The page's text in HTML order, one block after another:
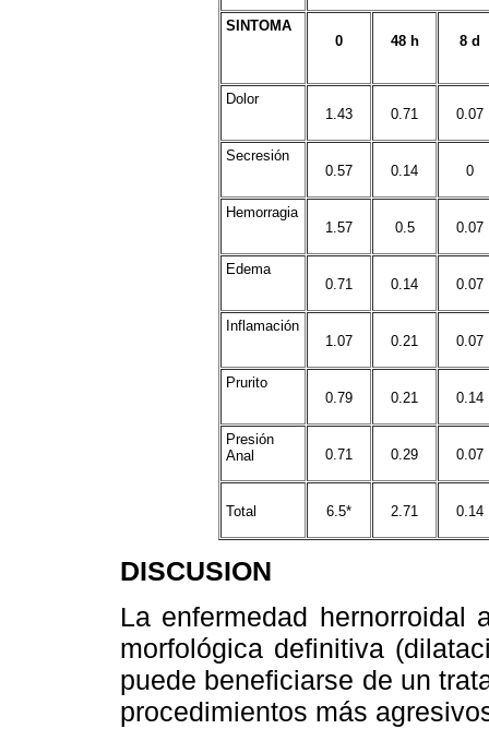
SINTOMA
0
48 h 8 d
Dolor
1.43
0.71 0.07
Secresión
0.57
0.14 0
Hemorragia
1.57
0.5 0.07
Edema
0.71
0.14 0.07
Inflamación
1.07
0.21 0.07
Prurito
0.79
0.21 0.14
Presión
Anal
0.71 0.29 0.07
Total 6.5* 2.71 0.14
DISCUSION
La enfermedad hernorroidal
morfológica definitiva
puede beneficiarse de un
procedimientos más